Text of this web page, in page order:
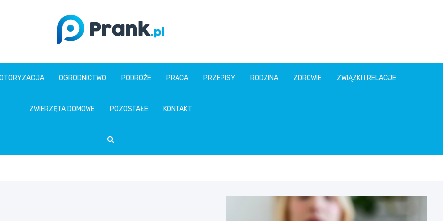
prank.pl
OGRODNICTWO PODRÓŻE PRACA PRZEPISY RODZINA ZDROWIE ZWIĄZKI I RELACJE
ZWIERZĘTA DOMOWE POZOSTAŁE KONTAKT